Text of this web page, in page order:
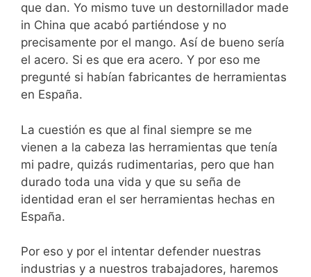
que dan. Yo mismo tuve un destornillador made
in China que acabó partiéndose y no
precisamente por el mango. Así de bueno sería
el acero. Si es que era acero. Y por eso me
pregunté si habían fabricantes de herramientas
en España.
La cuestión es que al final siempre se me
vienen a la cabeza las herramientas que tenía
mi padre, quizás rudimentarias, pero que han
durado toda una vida y que su seña de
identidad eran el ser herramientas hechas en
España.
Por eso y por el intentar defender nuestras
industrias y a nuestros trabajadores, haremos